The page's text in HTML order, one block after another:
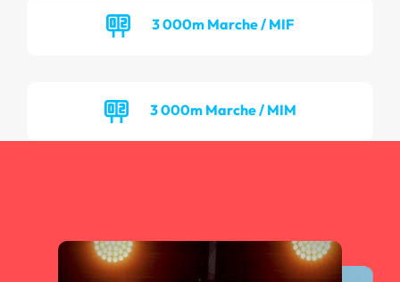
3 000m Marche / MIF
3 000m Marche / MIM